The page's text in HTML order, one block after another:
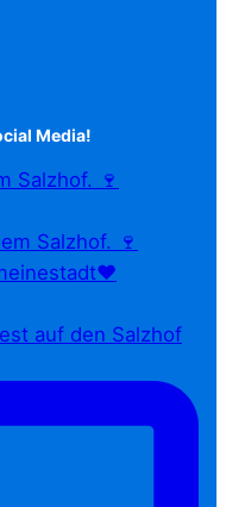
Media!
Salzhof. 🍷
auf den Salzhof